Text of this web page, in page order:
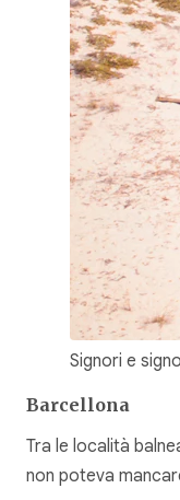
Signori e
Barcellona
Tra le località
non poteva